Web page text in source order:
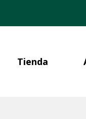
Tienda